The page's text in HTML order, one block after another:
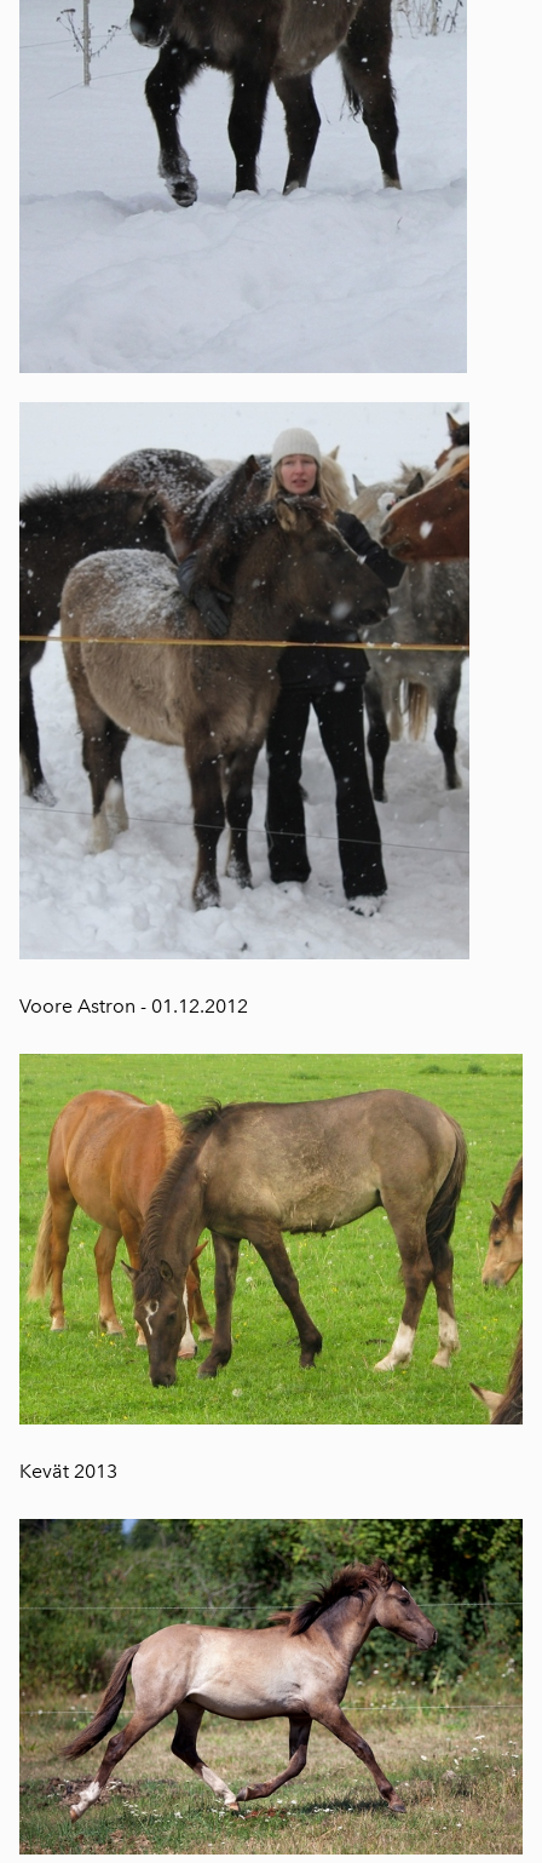
Voore Astron - 01.12.2012
Kevät 2013